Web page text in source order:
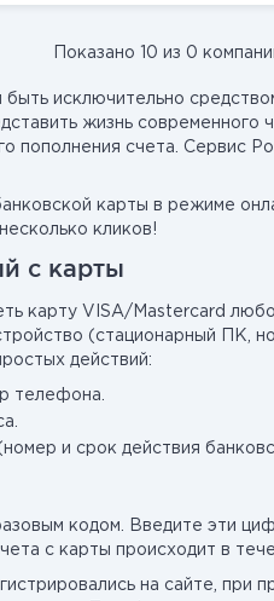
Показано 10 из 0
исключительно
жизнь современного
пополнения счета. Сервис
карты в режиме
кликов!
с карты
карту VISA/Mastercard
(стационарный ПК,
действий:
телефона.
и срок действия
кодом. Введите эти
с карты происходит в
на сайте, при